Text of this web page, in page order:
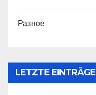
Разное
LETZTE EINTRÄGE